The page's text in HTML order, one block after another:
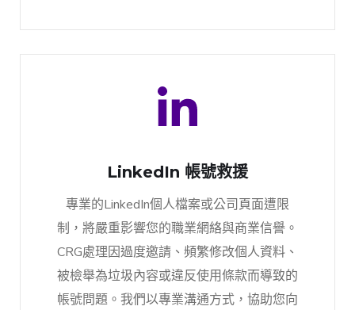
LinkedIn 帳號救援
專業的LinkedIn個人檔案或公司頁面遭限
制，將嚴重影響您的職業網絡與商業信譽。
CRG處理因過度邀請、頻繁修改個人資料、
被檢舉為垃圾內容或違反使用條款而導致的
帳號問題。我們以專業溝通方式，協助您向